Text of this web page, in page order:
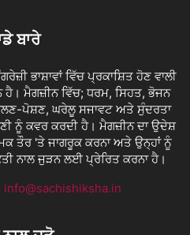
ਬਾਰੇ
ਭਾਸ਼ਾਵਾਂ ਵਿੱਚ ਪ੍ਰਕਾਸ਼ਿਤ ਹੋਣ ਵਾਲੀ
ਮੈਗਜ਼ੀਨ ਵਿੱਚ; ਧਰਮ, ਸਿਹਤ, ਭੋਜਨ
ਪੋਸ਼ਣ, ਘਰੇਲੂ ਸਜਾਵਟ ਅਤੇ ਸੁੰਦਰਤਾ
ਨੂੰ ਕਵਰ ਕਰਦੀ ਹੈ। ਮੈਗਜ਼ੀਨ ਦਾ ਉਦੇਸ਼
ਤੌਰ 'ਤੇ ਜਾਗਰੂਕ ਕਰਨਾ ਅਤੇ ਉਨ੍ਹਾਂ ਨੂੰ
ਨਾਲ ਜੁੜਨ ਲਈ ਪ੍ਰੇਰਿਤ ਕਰਨਾ ਹੈ।
info@sachishiksha.in